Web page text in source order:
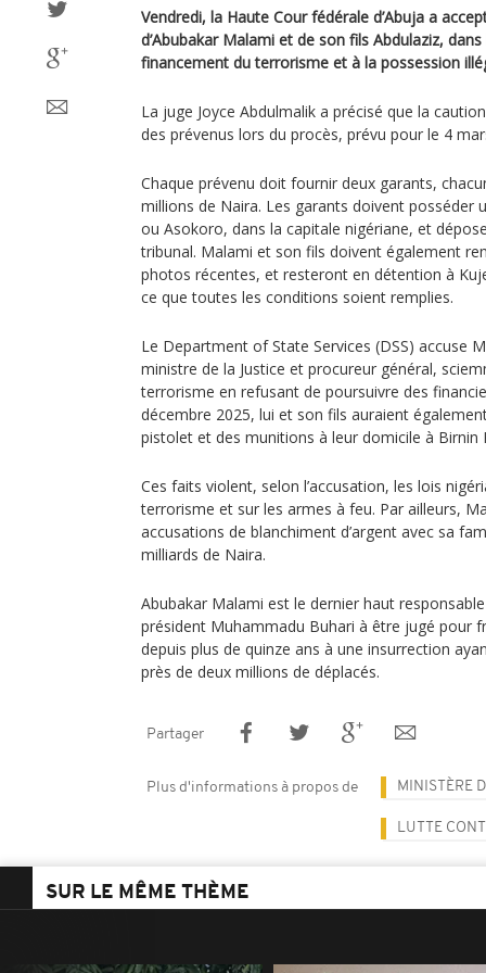
Vendredi, la Haute Cour fédérale d’Abuja a
d’Abubakar Malami et de son fils Abdulaziz,
financement du terrorisme et à la possession
La juge Joyce Abdulmalik a précisé que la
des prévenus lors du procès, prévu pour le 4
Chaque prévenu doit fournir deux garants,
millions de Naira. Les garants doivent posséder
ou Asokoro, dans la capitale nigériane, et
tribunal. Malami et son fils doivent également
photos récentes, et resteront en détention à
ce que toutes les conditions soient remplies.
Le Department of State Services (DSS) accuse
ministre de la Justice et procureur général,
terrorisme en refusant de poursuivre des
décembre 2025, lui et son fils auraient
pistolet et des munitions à leur domicile à Birnin
Ces faits violent, selon l’accusation, les lois
terrorisme et sur les armes à feu. Par ailleurs,
accusations de blanchiment d’argent avec sa
milliards de Naira.
Abubakar Malami est le dernier haut responsable
président Muhammadu Buhari à être jugé pour
depuis plus de quinze ans à une insurrection
près de deux millions de déplacés.
Partager
Plus d'informations à propos de MINISTÈRE
LUTTE
SUR LE MÊME THÈME